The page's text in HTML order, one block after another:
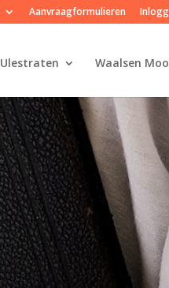
Aanvraagformulieren
Ulestraten Waalsen